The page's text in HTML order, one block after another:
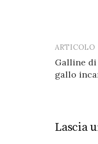
Post
ARTICOLO
Galline
gallo
Lascia